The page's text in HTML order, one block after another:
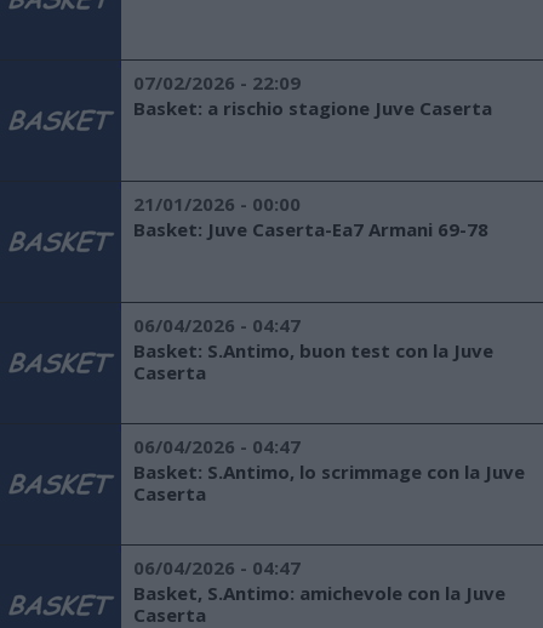
07/02/2026 - 22:09
Basket: a rischio stagione Juve Caserta
21/01/2026 - 00:00
Basket: Juve Caserta-Ea7 Armani 69-78
06/04/2026 - 04:47
Basket: S.Antimo, buon test con la Juve
Caserta
06/04/2026 - 04:47
Basket: S.Antimo, lo scrimmage con la Juve
Caserta
06/04/2026 - 04:47
Basket, S.Antimo: amichevole con la Juve
Caserta